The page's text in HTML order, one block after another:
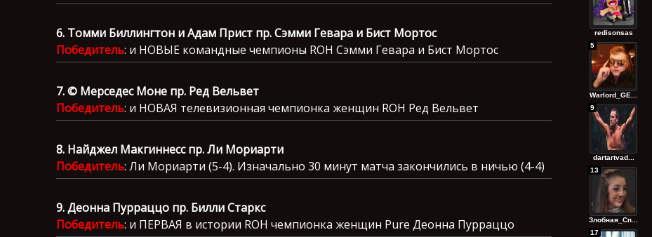
6. Томми Биллингтон и Адам Прист пр. Сэмми Гевара и Бист Мортос
Победитель: и НОВЫЕ командные чемпионы ROH Сэмми Гевара и Бист Мортос
7. © Мерседес Моне пр. Ред Вельвет
Победитель: и НОВАЯ телевизионная чемпионка женщин ROH Ред Вельвет
8. Найджел Макгиннесс пр. Ли Мориарти
Победитель: Ли Мориарти (5-4). Изначально 30 минут матча закончились в ничью (4-4)
9. Деонна Пурраццо пр. Билли Старкс
Победитель: и ПЕРВАЯ в истории ROH чемпионка женщин Pure Деонна Пурраццо
redisonsas
Warlord_GE...
5
dartartvad...
9
Злобная_Сп...
13
17